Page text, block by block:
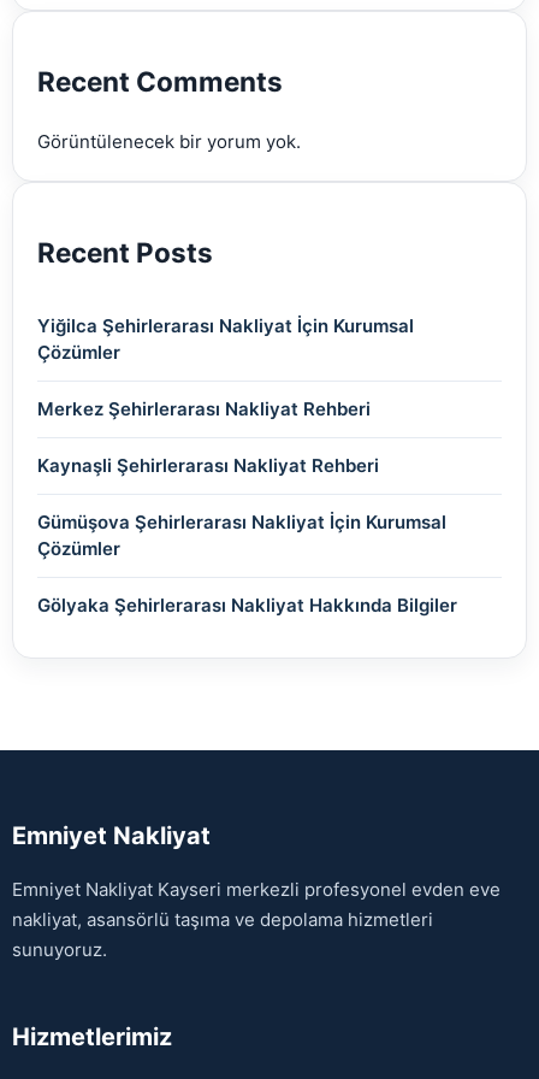
(2)(2)
(2)
Recent Comments
Görüntülenecek bir yorum yok.
Recent Posts
Yiğilca Şehirlerarası Nakliyat İçin Kurumsal
Çözümler
Merkez Şehirlerarası Nakliyat Rehberi
Kaynaşli Şehirlerarası Nakliyat Rehberi
Gümüşova Şehirlerarası Nakliyat İçin Kurumsal
Çözümler
Gölyaka Şehirlerarası Nakliyat Hakkında Bilgiler
Emniyet Nakliyat
Emniyet Nakliyat Kayseri merkezli profesyonel evden eve
nakliyat, asansörlü taşıma ve depolama hizmetleri
sunuyoruz.
Hizmetlerimiz